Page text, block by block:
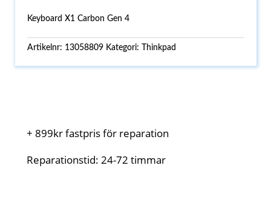
Keyboard X1 Carbon Gen 4
Artikelnr: 13058809 Kategori:Thinkpad
+ 899kr fastpris för reparation
Reparationstid: 24-72 timmar